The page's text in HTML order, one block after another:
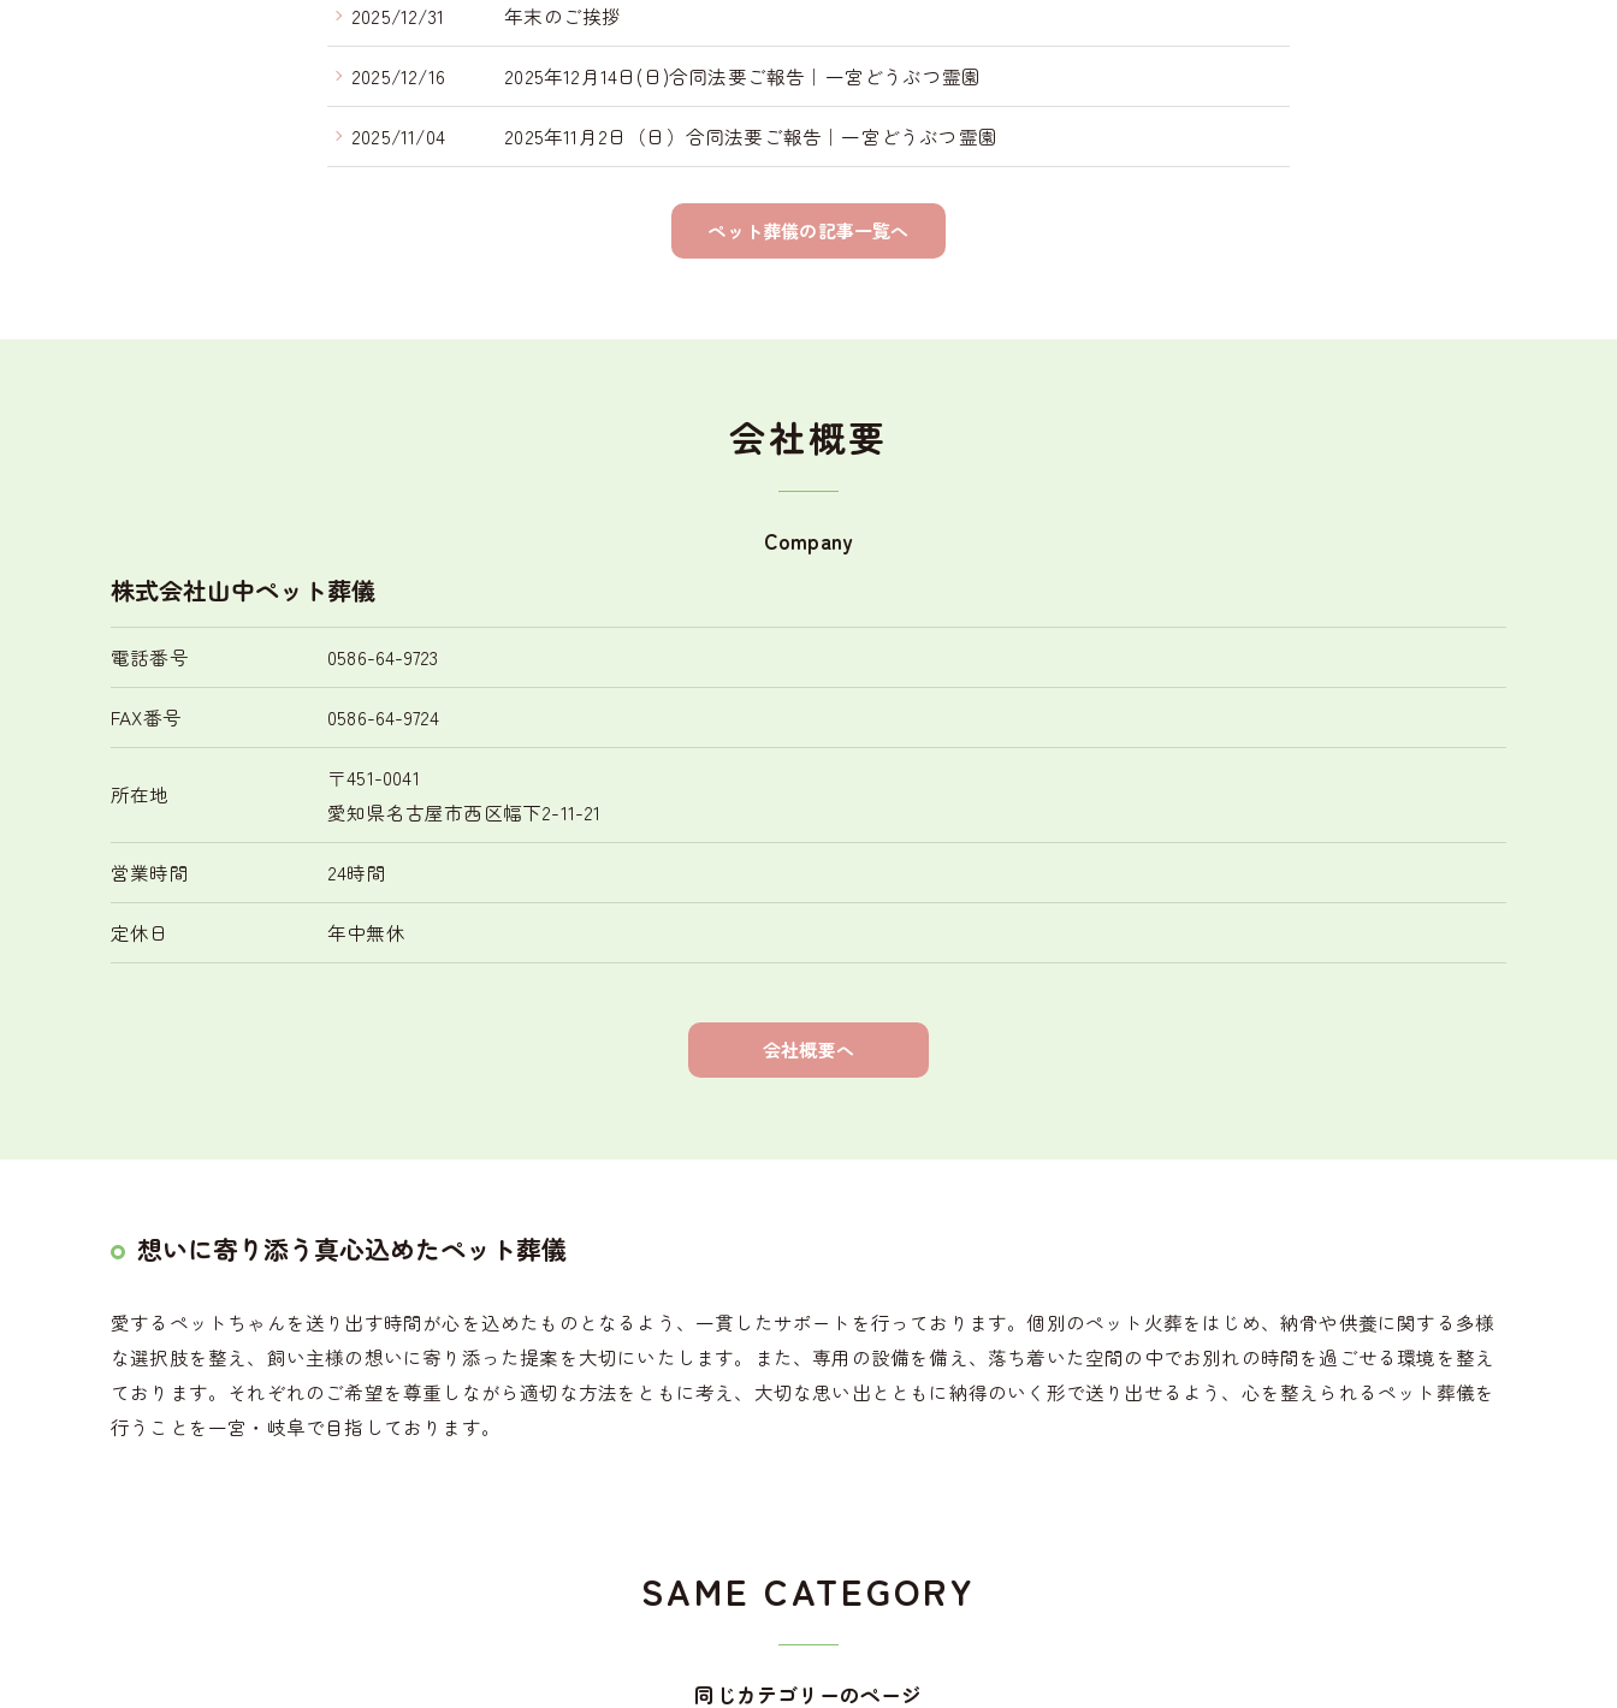
2025/12/31 年末のご挨拶
2025/12/16 2025年12月14日(日)合同法要ご報告｜一宮どうぶつ霊園
2025/11/04 2025年11月2日（日）合同法要ご報告｜一宮どうぶつ霊園
ペット葬儀の記事一覧へ
会社概要
Company
株式会社山中ペット葬儀
電話番号 0586-64-9723
FAX番号 0586-64-9724
所在地
〒451-0041
愛知県名古屋市西区幅下2-11-21
営業時間 24時間
定休日 年中無休
会社概要へ
想いに寄り添う真心込めたペット葬儀
愛するペットちゃんを送り出す時間が心を込めたものとなるよう、一貫したサポートを行っております。個別のペット火葬をはじめ、納骨や供養に関する多様
な選択肢を整え、飼い主様の想いに寄り添った提案を大切にいたします。また、専用の設備を備え、落ち着いた空間の中でお別れの時間を過ごせる環境を整え
ております。それぞれのご希望を尊重しながら適切な方法をともに考え、大切な思い出とともに納得のいく形で送り出せるよう、心を整えられるペット葬儀を
行うことを一宮・岐阜で目指しております。
同じカテゴリーのページ
SAME CATEGORY